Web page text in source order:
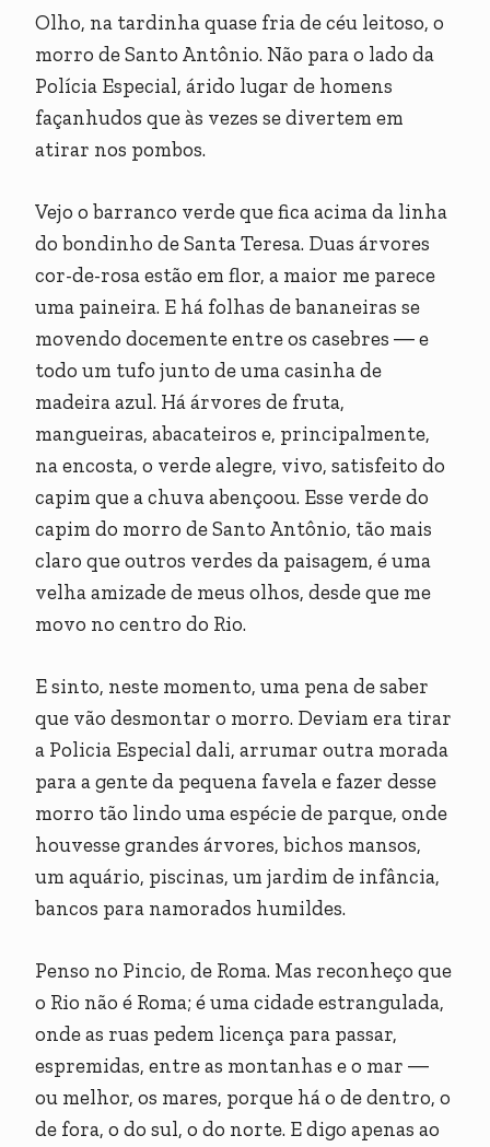
Olho, na tardinha quase fria de céu leitoso, o
morro de Santo Antônio. Não para o lado da
Polícia Especial, árido lugar de homens
façanhudos que às vezes se divertem em
atirar nos pombos.
Vejo o barranco verde que fica acima da linha
do bondinho de Santa Teresa. Duas árvores
cor-de-rosa estão em flor, a maior me parece
uma paineira. E há folhas de bananeiras se
movendo docemente entre os casebres ― e
todo um tufo junto de uma casinha de
madeira azul. Há árvores de fruta,
mangueiras, abacateiros e, principalmente,
na encosta, o verde alegre, vivo, satisfeito do
capim que a chuva abençoou. Esse verde do
capim do morro de Santo Antônio, tão mais
claro que outros verdes da paisagem, é uma
velha amizade de meus olhos, desde que me
movo no centro do Rio.
E sinto, neste momento, uma pena de saber
que vão desmontar o morro. Deviam era tirar
a Policia Especial dali, arrumar outra morada
para a gente da pequena favela e fazer desse
morro tão lindo uma espécie de parque, onde
houvesse grandes árvores, bichos mansos,
um aquário, piscinas, um jardim de infância,
bancos para namorados humildes.
Penso no Pincio, de Roma. Mas reconheço que
o Rio não é Roma; é uma cidade estrangulada,
onde as ruas pedem licença para passar,
espremidas, entre as montanhas e o mar ―
ou melhor, os mares, porque há o de dentro, o
de fora, o do sul, o do norte. E digo apenas ao